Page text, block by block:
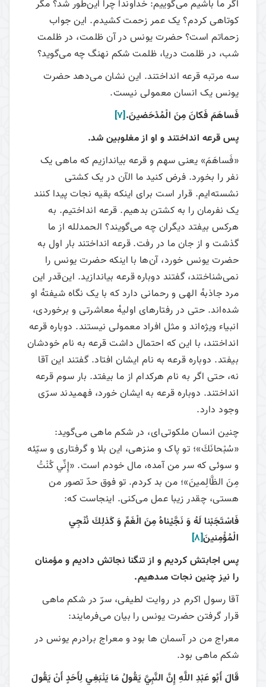
اگر ما باشیم می‌گوییم: خداوندا چرا این‌طور شد؟ مگر
کوتاهی کردم؟ یک عمر زحمت کشیدم. این جواب
زحماتم است؟ حضرت یونس در آن ظلمت، در ظلمت
شب، در ظلمت دریا، ظلمت شکم نهنگ چه می‌گوید؟
سه مرتبه قرعه انداختند. این نشان می‌دهد حضرت
یونس یک انسان معمولی نیست.
فَساهَمَ فَكانَ مِنَ الْمُدْحَضينَ.[7]
پس قرعه انداختند و او از مغلوبين شد.
«فَساهَمَ» یعنی سهم و قرعه بیاندازیم که ماهی یک
نفر را بخورد. فرض کنید ما الآن در یک کشتی
نشسته‌ایم. قرار است برای اینکه بقیه نجات پیدا کنند
یک نفرمان را به کشتن بدهیم. قرعه انداختیم. به
هرکس بیفتد دیگران چه می‌گویند؟ الحمدلله از ما
گذشت و از جان ما در رفت. قرعه انداختند بار اول به
حضرت یونس خورد، آن‌ها با اینکه حضرت یونس را
نمی‌شناختند، گفتند دوباره قرعه بیاندازید. این‌قدر این
مرد جاذبهٔ الهی و رحمانی دارد که با یک نگاه شیفتهٔ او
شده‌اند. حتی در رفتارهای اولیهٔ معاشرتی و برخوردی،
انبیاء ویژه‌اند و مثل افراد معمولی نیستند. دوباره قرعه
انداختند، با این که احتمال داشت قرعه به نام خودشان
بیفتد. دوباره قرعه به نام ایشان افتاد. گفتند این آقا
نه، حتی اگر به نام هرکدام از ما بیفتد. بار سوم قرعه
انداختند. دوباره قرعه به ایشان خورد، فهمیدند سرّی
وجود دارد.
چنین انسان ملکوتی‌ای، در شکم ماهی می‌گوید:
«سُبْحانَكَ»؛ تو پاک و منزهی، این بلا و گرفتاری و سیّئه
و سوئی که سر من آمده، مال خودم است. «إِنِّي كُنْتُ
مِنَ الظَّالِمينَ»؛ من بد کردم. تو فوق حدّ تصور من
هستی، چقدر زیبا عمل می‌کنی. اینجاست که:
فَاسْتَجَبْنا لَهُ وَ نَجَّيْناهُ مِنَ الْغَمِّ وَ كَذلِكَ نُنْجِي
الْمُؤْمِنينَ[8]
پس اجابتش كرديم و از تنگنا نجاتش داديم و مؤمنان
را نيز چنين نجات مى‏دهيم.
آقا رسول اکرم در روایت لطیفی، سرّ در شکم ماهی
قرار گرفتن حضرت یونس را بیان می‌فرمایند:
معراج من در آسمان ها بود و معراج برادرم یونس در
شکم ماهی بود.
قَالَ أَبُو عَبْدِ اللَّهِ إِنَّ النَّبِيَّ يَقُولُ مَا يَنْبَغِي لِأَحَدٍ أَنْ يَقُولَ